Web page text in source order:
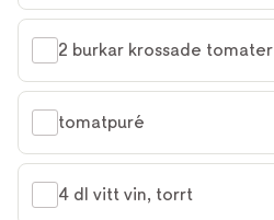
2 burkar krossade tomater
tomatpuré
4 dl vitt vin, torrt